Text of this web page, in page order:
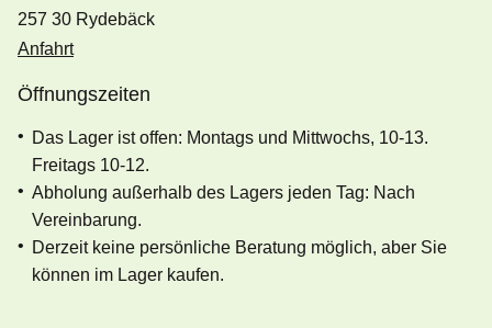
257 30 Rydebäck
Anfahrt
Öffnungszeiten
Das Lager ist offen: Montags und Mittwochs, 10-13.
Freitags 10-12.
Abholung außerhalb des Lagers jeden Tag: Nach
Vereinbarung.
Derzeit keine persönliche Beratung möglich, aber Sie
können im Lager kaufen.